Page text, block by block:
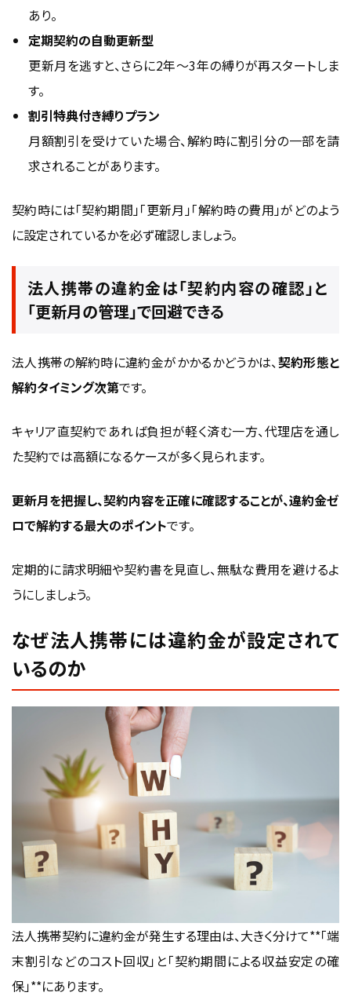
あり。
定期契約の自動更新型
更新月を逃すと、さらに2年〜3年の縛りが再スタートしま
す。
割引特典付き縛りプラン
月額割引を受けていた場合、解約時に割引分の一部を請
求されることがあります。
契約時には「契約期間」「更新月」「解約時の費用」がどのよう
に設定されているかを必ず確認しましょう。
法人携帯の違約金は「契約内容の確認」と
「更新月の管理」で回避できる
法人携帯の解約時に違約金がかかるかどうかは、契約形態と
解約タイミング次第です。
キャリア直契約であれば負担が軽く済む一方、代理店を通し
た契約では高額になるケースが多く見られます。
更新月を把握し、契約内容を正確に確認することが、違約金ゼ
ロで解約する最大のポイントです。
定期的に請求明細や契約書を見直し、無駄な費用を避けるよ
うにしましょう。
なぜ法人携帯には違約金が設定されて
いるのか
法人携帯契約に違約金が発生する理由は、大きく分けて**「端
末割引などのコスト回収」と「契約期間による収益安定の確
保」**にあります。